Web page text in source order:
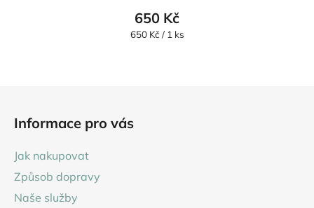
650 Kč
Měrná
650 Kč / 1 ks
Informace pro vás
Jak nakupovat
Způsob dopravy
Naše služby